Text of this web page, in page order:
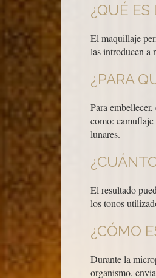
¿QUÉ ES
El maquillaje
las introducen a
¿PARA
Para
como: camuflaje
lunares.
El resultado
los tonos
¿CÓMO
Durante la
organismo,